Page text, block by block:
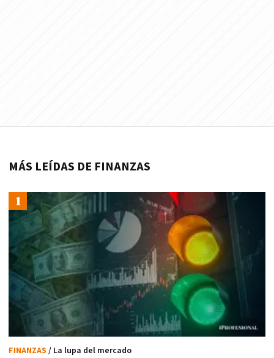
MÁS LEÍDAS DE FINANZAS
FINANZAS / La lupa del mercado